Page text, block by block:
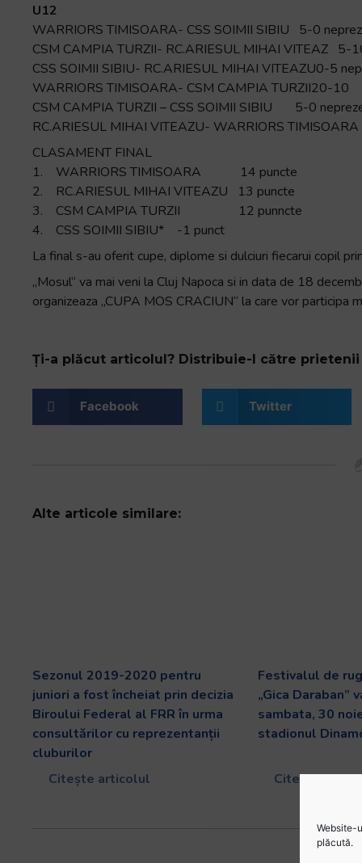
Website-
plăcută.
U12
WARRIORS TIMISOARA- CSS SOIMII SIBIU 5-0
CSM CAMPIA TURZII- RC.ARIESUL MIHAI VITEAZ 5-
CSS SOIMII SIBIU- RC.ARIESUL MIHAI VITEAZU0-5
WARRIORS TIMISOARA- CSM CAMPIA TURZII20-10
CSM CAMPIA TURZII – CSS SOIMII SIBIU 5-0
RC.ARIESUL MIHAI VITEAZU- WARRIORS
CLASAMENT FINAL
1. WARRIORS TIMISOARA 14 puncte
2. RC.ARIESUL MIHAI VITEAZU 13 puncte
3. CSM CAMPIA TURZII 12 punncte
4. CSS SOIMII SIBIU* -1 punct
La final s-au oferit cupe, diplome si dulciuri fiecarui copil
„Mosul“ va mai veni la Cluj Napoca si in data de 18
organizeaza „CUPA MOS CRACIUN“ la care vor participa
Ți-a plăcut articolul? Distribuie-l către prietenii
Facebook Twitter
Alte articole similare:
Sezonul 2019-2020 pentru
juniori a fost încheiat prin decizia
Biroului Federal al FRR în urma
consultărilor cu reprezentanții
cluburilor
Citește articolul
Festivalul de
„Gica Daraban”
sambata, 30
stadionul
Citește